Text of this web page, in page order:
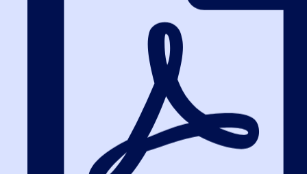
Предписание УФАС по закупке «Артек»: финал дела и
что обязали сделать заказчика
Новые правила работы в ЕИС с 1 июля 2026: что
меняется для заказчиков и поставщиков